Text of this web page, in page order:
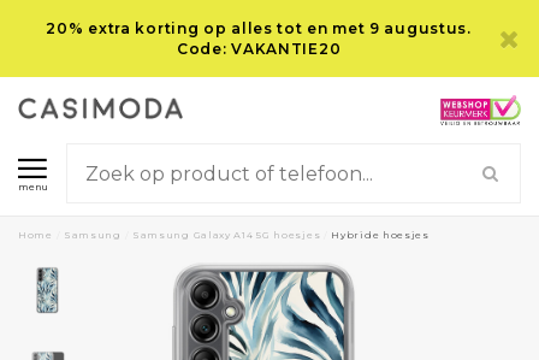
20% extra korting op alles tot en met 9 augustus.
Code: VAKANTIE20
menu
Home Samsung Samsung Galaxy A14 5G hoesjes Hybride hoesjes